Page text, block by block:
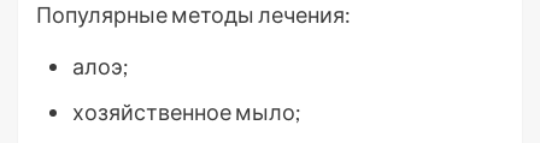
Популярные методы лечения:
алоэ;
хозяйственное мыло;